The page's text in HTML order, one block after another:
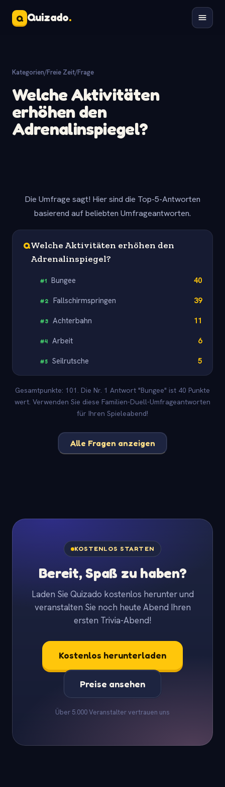
Q Quizado.
Kategorien/Freie Zeit/Frage
Welche Aktivitäten
erhöhen den
Adrenalinspiegel?
Die Umfrage sagt! Hier sind die Top-5-Antworten
basierend auf beliebten Umfrageantworten.
QWelche Aktivitäten erhöhen den
Adrenalinspiegel?
#1 Bungee 40
#2 Fallschirmspringen 39
#3 Achterbahn 11
#4 Arbeit 6
#5 Seilrutsche 5
Gesamtpunkte: 101. Die Nr. 1 Antwort "Bungee" ist 40 Punkte
wert. Verwenden Sie diese Familien-Duell-Umfrageantworten
für Ihren Spieleabend!
Alle Fragen anzeigen
KOSTENLOS STARTEN
Bereit, Spaß zu haben?
Laden Sie Quizado kostenlos herunter und
veranstalten Sie noch heute Abend Ihren
ersten Trivia-Abend!
Kostenlos herunterladen
Preise ansehen
Über 5.000 Veranstalter vertrauen uns